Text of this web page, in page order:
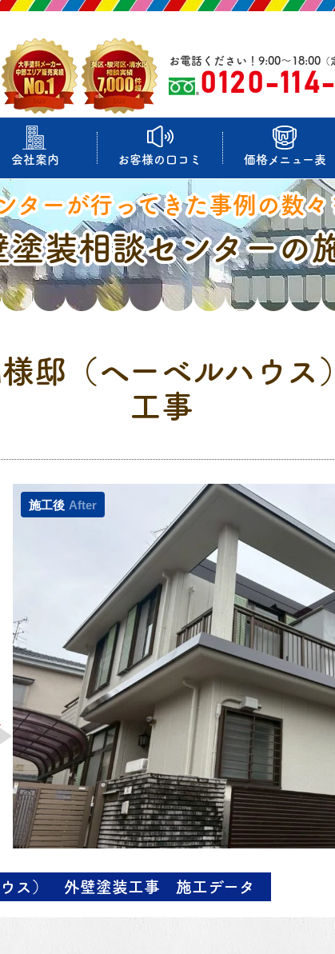
お電話ください！9:00～18:00
0120-
会社案内 お客様の口コミ 価格メニュー表
ターが行ってきた事例の数
装相談センターの
邸（ヘーベルハウ
工事
施工後 After
ウス） 外壁塗装工事 施工データ